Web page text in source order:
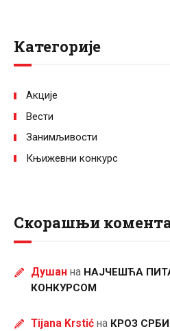
Категорије
Акције
Вести
Занимљивости
Књижевни конкурс
Скорашњи
Душанна НАЈЧЕШЋА
КОНКУРСОМ
Tijana Krstićна КРОЗ